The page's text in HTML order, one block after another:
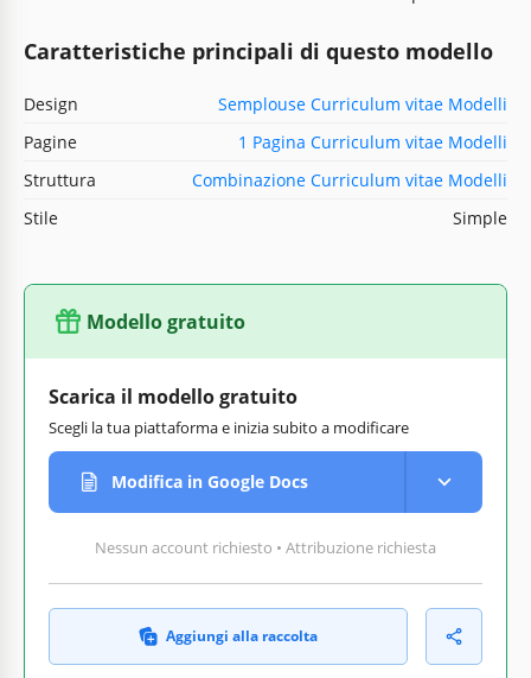
Caratteristiche principali di questo modello
Design
Semplouse Curriculum vitae Modelli
Pagine
1 Pagina Curriculum vitae Modelli
Struttura
Combinazione Curriculum vitae Modelli
Stile
Simple
Modello gratuito
Scarica il modello gratuito
Scegli la tua piattaforma e inizia subito a modificare
Modifica in Google Docs
Nessun account richiesto • Attribuzione richiesta
Aggiungi alla raccolta